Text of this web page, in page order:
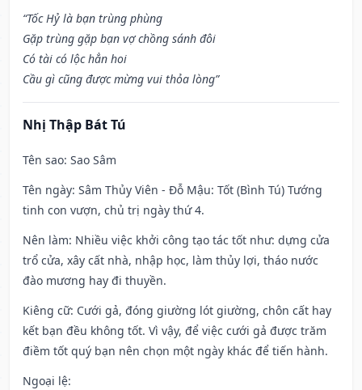
“Tốc Hỷ là bạn trùng phùng
Gặp trùng gặp bạn vợ chồng sánh đôi
Có tài có lộc hẳn hoi
Cầu gì cũng được mừng vui thỏa lòng”
Nhị Thập Bát Tú
Tên sao: Sao Sâm
Tên ngày: Sâm Thủy Viên - Đỗ Mậu: Tốt (Bình Tú) Tướng
tinh con vượn, chủ trị ngày thứ 4.
Nên làm: Nhiều việc khởi công tạo tác tốt như: dựng cửa
trổ cửa, xây cất nhà, nhập học, làm thủy lợi, tháo nước
đào mương hay đi thuyền.
Kiêng cữ: Cưới gả, đóng giường lót giường, chôn cất hay
kết bạn đều không tốt. Vì vậy, để việc cưới gả được trăm
điềm tốt quý bạn nên chọn một ngày khác để tiến hành.
Ngoại lệ: